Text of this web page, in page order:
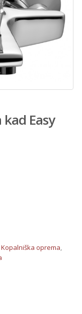
Easy
Kopalniška oprema,